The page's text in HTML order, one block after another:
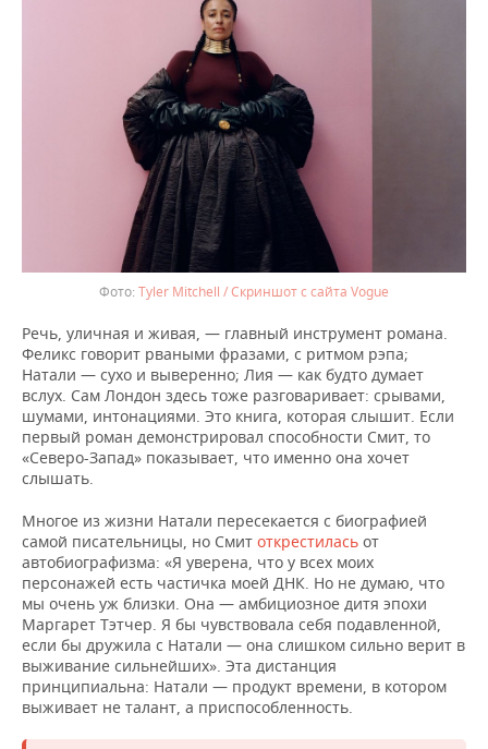
Tyler Mitchell / Скриншот с сайта Vogue
Речь, уличная и живая, — главный инструмент романа.
Феликс говорит рваными фразами, с ритмом рэпа;
Натали — сухо и выверенно; Лия — как будто думает
вслух. Сам Лондон здесь тоже разговаривает: срывами,
шумами, интонациями. Это книга, которая слышит. Если
первый роман демонстрировал способности Смит, то
«Северо-Запад» показывает, что именно она хочет
слышать.
Многое из жизни Натали пересекается с биографией
самой писательницы, но Смит открестилась от
автобиографизма: «Я уверена, что у всех моих
персонажей есть частичка моей ДНК. Но не думаю, что
мы очень уж близки. Она — амбициозное дитя эпохи
Маргарет Тэтчер. Я бы чувствовала себя подавленной,
если бы дружила с Натали — она слишком сильно верит в
выживание сильнейших». Эта дистанция
принципиальна: Натали — продукт времени, в котором
выживает не талант, а приспособленность.